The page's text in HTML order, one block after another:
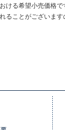
ける希望小売価格
ことがございます